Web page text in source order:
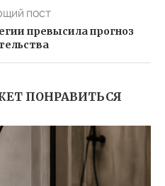
пост
превысила прогноз
ПОНРАВИТЬСЯ